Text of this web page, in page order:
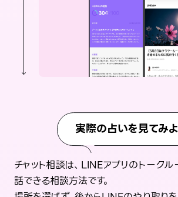
実際の占いを見てみ
チャット相談は、LINEアプリのトーク
話できる相談方法です。